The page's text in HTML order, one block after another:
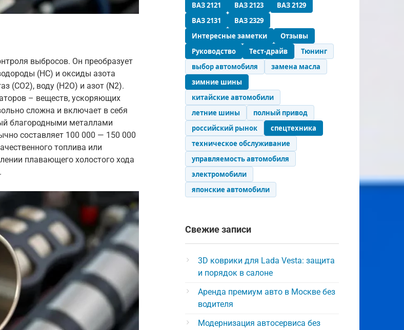
выбросов. Он преобразует
(HC) и оксиды азота
(CO2), воду (H2O) и азот (N2).
– веществ, ускоряющих
сложна и включает в себя
благородными металлами
составляет 100 000 — 150 000
топлива или
плавающего холостого хода
ВАЗ 2121
ВАЗ 2123
ВАЗ 2129
ВАЗ 2131
ВАЗ 2329
Интересные заметки
Отзывы
Руководство
Тест-драйв
Тюнинг
выбор автомобиля
замена масла
зимние шины
китайские автомобили
летние шины
полный привод
российский рынок
спецтехника
техническое обслуживание
управляемость автомобиля
электромобили
японские автомобили
Свежие записи
3D коврики для Lada Vesta: защита
и порядок в салоне
Аренда премиум авто в Москве без
водителя
Модернизация автосервиса без